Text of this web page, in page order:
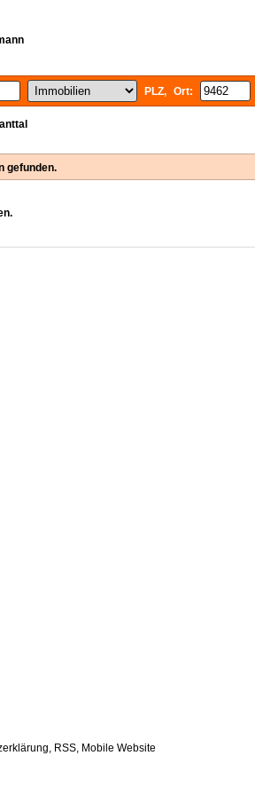
PLZ, Ort:
gefunden.
, RSS,